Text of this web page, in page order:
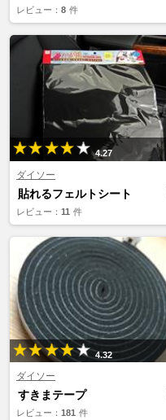
レビュー： 8 件
4.27
ダイソー
貼れるフェルトシート
レビュー： 11 件
4.32
ダイソー
すきまテープ
レビュー： 181 件